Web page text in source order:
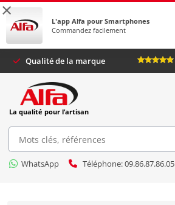
×
L'app Alfa pour Smartphones
Commandez facilement
Qualité de la marque
La qualité pour l’artisan
WhatsApp Téléphone: 09.86.87.86.05